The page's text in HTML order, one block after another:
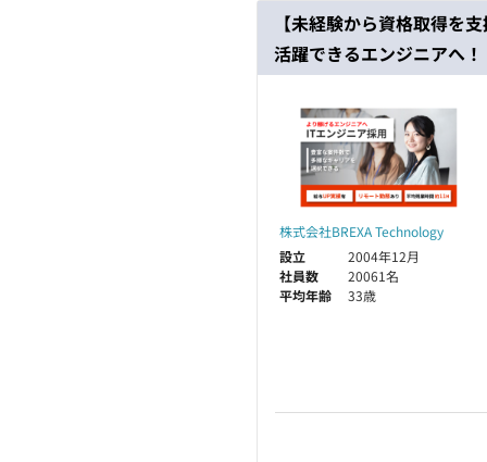
【未経験から資格取得を
活躍できるエンジニアへ！
株式会社BREXA Technology
設立
2004年12月
社員数
20061名
平均年齢
33歳